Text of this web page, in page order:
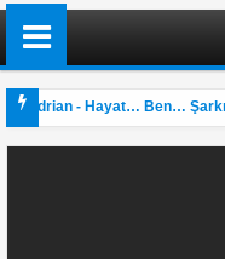
Adrian - Hayat… Ben… Şarkı